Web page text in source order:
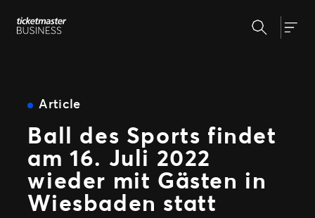
Zum
Inhalt
Unsere Lösungen
Ticketverkauf
Marketing und Auswertung
Partnerschaft mit Experten
Fan Experience
Warum Ticketmaster
Unsere Geschichte
Unsere Kunden
Support
Suchen
Article
Ball des Sports findet
am 16. Juli 2022
wieder mit Gästen in
Wiesbaden statt